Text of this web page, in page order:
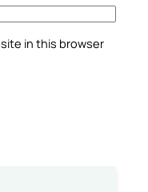
in this browser